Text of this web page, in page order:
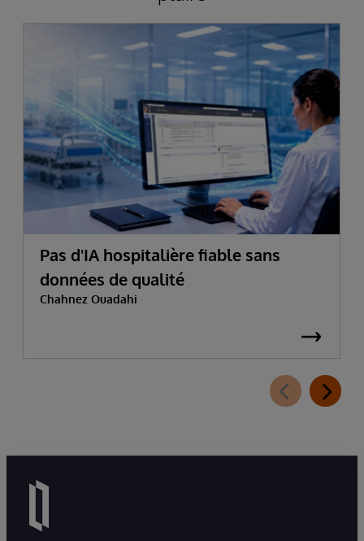
Pas d'IA hospitalière fiable sans
données de qualité
Chahnez Ouadahi